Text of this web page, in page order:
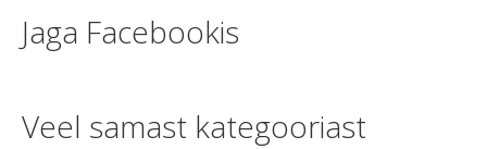
Jaga Facebookis
Veel samast kategooriast